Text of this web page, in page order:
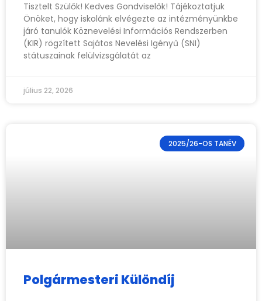
Tisztelt Szülők! Kedves Gondviselők! Tájékoztatjuk
Önöket, hogy iskolánk elvégezte az intézményünkbe
járó tanulók Köznevelési Információs Rendszerben
(KIR) rögzített Sajátos Nevelési Igényű (SNI)
státuszainak felülvizsgálatát az
július 22, 2026
2025/26-OS TANÉV
Polgármesteri Különdíj